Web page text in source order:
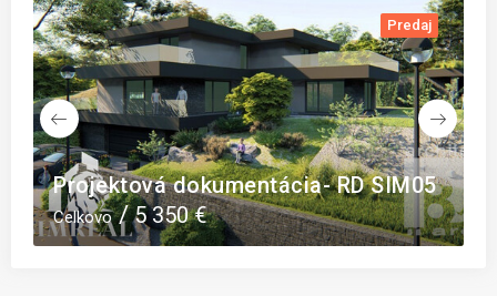
Predaj
Slnečný stavebný pozemok v Malých
Bieliciach- znížená cena
Celkovo 109 494 €